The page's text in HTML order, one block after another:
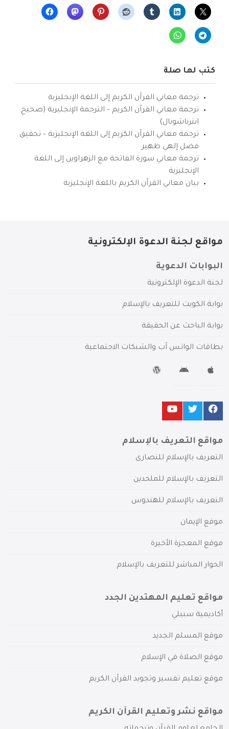
كتب لها صلة
ترجمة معاني القرآن الكريم إلى اللغة الإنجليزية
ترجمة معاني القرآن الكريم – الترجمة الإنجليزية (صحيح
انترناشونال)
ترجمة معاني القرآن الكريم إلى اللغة الإنجليزية – تحقيق
فضل إلهي ظهير
ترجمة معاني سورة الفاتحة مع الزهراوين إلى اللغة
الإنجليزية
بيان معاني القرآن الكريم باللغة الإنجليزية
مواقع لجنة الدعوة الإلكترونية
البوابات الدعوية
لجنة الدعوة الإلكترونية
بوابة الكويت للتعريف بالإسلام
بوابة الباحث عن الحقيقة
بطاقات الواتس آب والشبكات الاجتماعية
مواقع التعريف بالإسلام
التعريف بالإسلام للنصارى
التعريف بالإسلام للملحدين
التعريف بالإسلام للهندوس
موقع الإيمان
موقع المعجزة الأخيرة
الحوار المباشر للتعريف بالإسلام
مواقع تعليم المهتدين الجدد
أكاديمية سبيلي
موقع المسلم الجديد
موقع الصلاة في الإسلام
موقع تعليم تفسير وتجويد القرآن الكريم
مواقع نشر وتعليم القرآن الكريم